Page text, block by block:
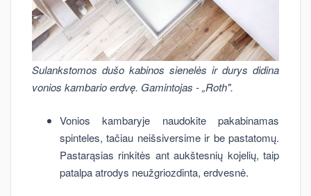
Sulankstomos dušo kabinos sienelės ir durys didina
vonios kambario erdvę. Gamintojas - „Roth".
Vonios kambaryje naudokite pakabinamas
spinteles, tačiau neišsiversime ir be pastatomų.
Pastarąsias rinkitės ant aukštesnių kojelių, taip
patalpa atrodys neužgriozdinta, erdvesnė.